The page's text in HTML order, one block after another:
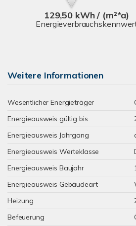
129,50 kWh / (m²*a)
Weitere Informationen
Wesentlicher Energieträger
Energieausweis gültig bis
Energieausweis Jahrgang
Energieausweis Werteklasse
Energieausweis Baujahr
Energieausweis Gebäudeart
Heizung
Befeuerung